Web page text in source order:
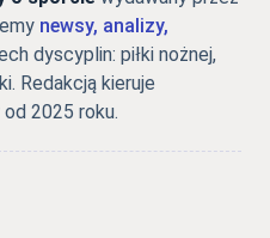
newsy, analizy,
dyscyplin: piłki nożnej,
Redakcją kieruje
2025 roku.